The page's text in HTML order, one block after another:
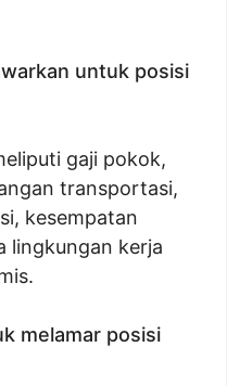
untuk posisi
gaji pokok,
transportasi,
kesempatan
lingkungan kerja
melamar posisi